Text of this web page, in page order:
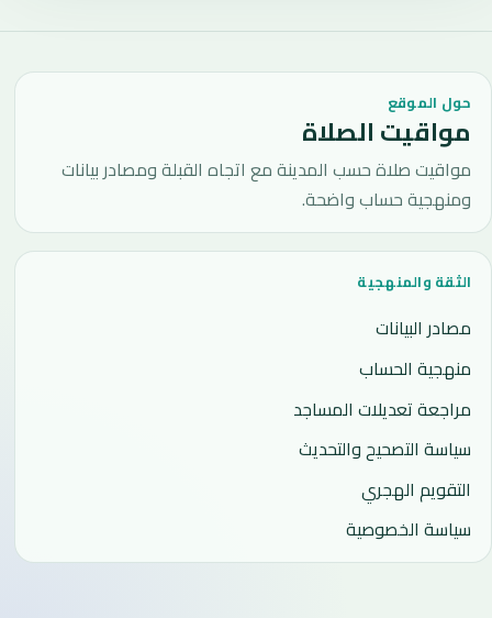
حول الموقع
مواقيت الصلاة
مواقيت صلاة حسب المدينة مع اتجاه القبلة ومصادر بيانات
ومنهجية حساب واضحة.
الثقة والمنهجية
مصادر البيانات
منهجية الحساب
مراجعة تعديلات المساجد
سياسة التصحيح والتحديث
التقويم الهجري
سياسة الخصوصية